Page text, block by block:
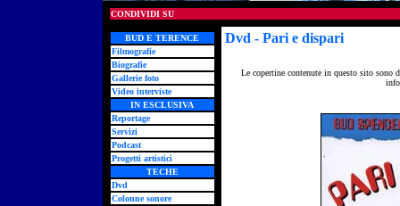
CONDIVIDI SU
BUD E TERENCE
Filmografie
Biografie
Gallerie foto
Video interviste
IN ESCLUSIVA
Reportage
Servizi
Podcast
Progetti artistici
TECHE
Dvd
Colonne sonore
Dvd - Pari e dispari
Le copertine contenute in questo sito